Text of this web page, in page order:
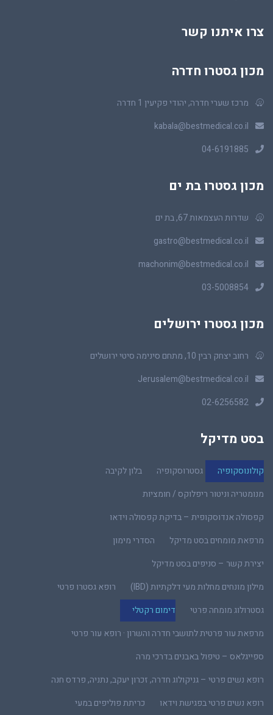
צרו איתנו קשר
מכון גסטרו חדרה
מרכז שערי חדרה, יהודי פקיעין 1 חדרה
kabala@bestmedical.co.il
04-6191885
מכון גסטרו בת ים
שדרות העצמאות 67, בת ים
gastro@bestmedical.co.il
machonim@bestmedical.co.il
03-5008854
מכון גסטרו ירושלים
רחוב יצחק רבין 10, מתחם סינימה סיטי ירושלים
Jerusalem@bestmedical.co.il
02-6256582
בסט מדיקל
קולונוסקופיה גסטרוסקופיה
בלון לקיבה
מנומטריה וניטור ריפלוקס / חומציות
קפסולה אנדוסקופית – בדיקת קפסולה וידאו
מרפאת מומחים בסט מדיקל
הסדרי מימון
יצירת קשר – סניפים בסט מדיקל
מילון מונחים מחלות מעי דלקתיות (IBD)
רופא גסטרו פרטי
גסטרולוג מומחה פרטי
דימום רקטלי
מרפאת עור פרטית לתושבי חדרה והשרון · רופא עור פרטי
ספייגלאס – טיפול באבנים בדרכי מרה
רופא נשים פרטי – גניקולוג חדרה, זכרון יעקב, נתניה, פרדס חנה
רופא נשים פרטי בפגישת וידאו
כריתת פוליפים במעי